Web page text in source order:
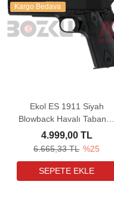
Ekol ES 1911 Siyah
Blowback Havalı Tabanca
(Ultimate Combo)
6.665,33 TL %25
4.999,00 TL
Kargo Bedava